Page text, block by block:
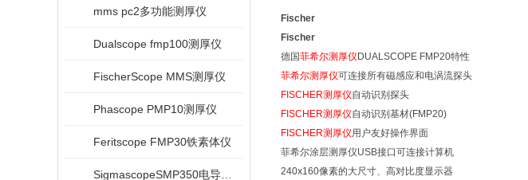
mms pc2多功能测厚仪
Dualscope fmp100测厚仪
FischerScope MMS测厚仪
Phascope PMP10测厚仪
Feritscope FMP30铁素体仪
Fischer
Fischer
德国菲希尔测厚仪 DUALSCOPE FMP20特性
菲希尔测厚仪可连接所有磁感应和电涡流探头
FISCHER测厚仪自动识别探头
FISCHER测厚仪自动识别基材(FMP20)
FISCHER测厚仪用户友好操作界面
菲希尔涂层测厚仪USB接口可连接计算机
240x160像素的大尺寸、高对比度显示器